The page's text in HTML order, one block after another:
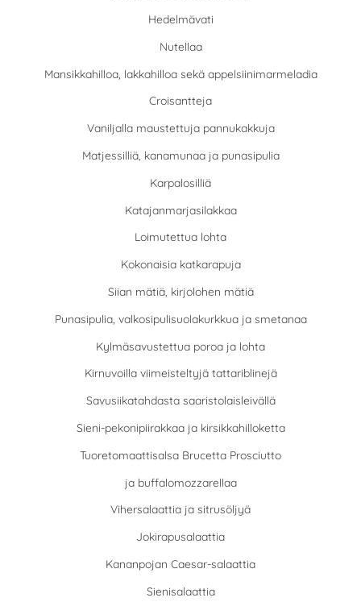
Hedelmävati
Nutellaa
Mansikkahilloa, lakkahilloa sekä appelsiinimarmeladia
Croisantteja
Vaniljalla maustettuja pannukakkuja
Matjessilliä, kanamunaa ja punasipulia
Karpalosilliä
Katajanmarjasilakkaa
Loimutettua lohta
Kokonaisia katkarapuja
Siian mätiä, kirjolohen mätiä
Punasipulia, valkosipulisuolakurkkua ja smetanaa
Kylmäsavustettua poroa ja lohta
Kirnuvoilla viimeisteltyjä tattariblinejä
Savusiikatahdasta saaristolaisleivällä
Sieni-pekonipiirakkaa ja kirsikkahilloketta
Tuoretomaattisalsa Brucetta Prosciutto
ja buffalomozzarellaa
Vihersalaattia ja sitrusöljyä
Jokirapusalaattia
Kananpojan Caesar-salaattia
Sienisalaattia